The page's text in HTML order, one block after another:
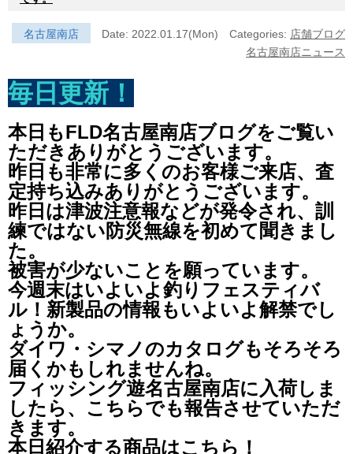
名古屋南店 Date: 2022.01.17(Mon) Categories: 店舗ブログ
名古屋南店ニュース
毎日更新！
本日もFLD名古屋南店ブログをご覧い
ただきありがとうございます。
昨日も非常に多くのお客様ご来店、査
定持ち込みありがとうございます。
昨日は津波注意報などが発令され、訓
練ではない防災無線を初めて聞きまし
た。
被害が少ないことを願っています。
今週末はいよいよ釣りフェスティバ
ル！新製品の情報もいよいよ解禁でし
ょうか。
ダイワ・シマノのカタログもそろそろ
届くかもしれませんね。
フィッシング遊名古屋南店に入荷しま
したら、こちらでも報告させていただ
きます。
本日紹介する商品はこちら！